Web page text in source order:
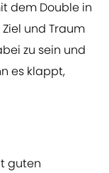
dem Double in
und Traum
zu sein und
es klappt,
guten